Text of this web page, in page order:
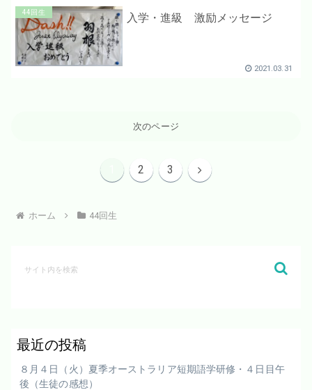
44回生 入学・進級 激励メッセージ
2021.03.31
次のページ
2 3
次
ホーム 44回生
最近の投稿
８月４日（火）夏季オーストラリア短期語学研修・４日目午
後（生徒の感想）